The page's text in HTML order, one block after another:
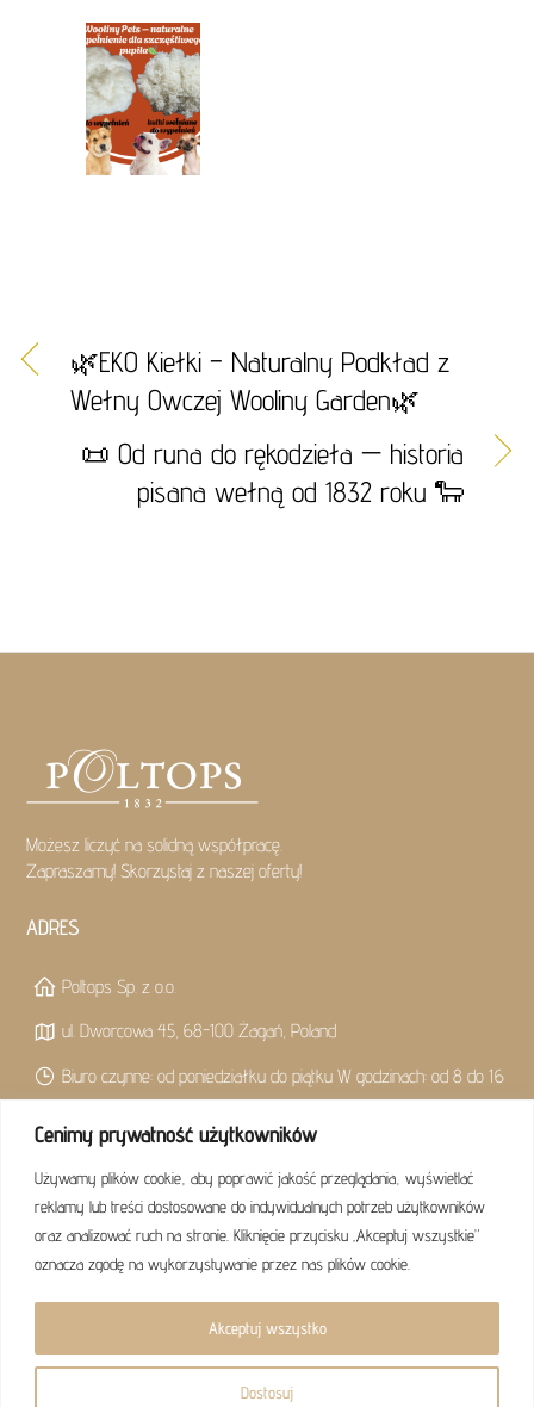
Cenimy prywatność użytkowników
Używamy plików cookie, aby poprawić jakość przeglądania, wyświetlać
reklamy lub treści dostosowane do indywidualnych potrzeb użytkowników
oraz analizować ruch na stronie. Kliknięcie przycisku „Akceptuj wszystkie”
oznacza zgodę na wykorzystywanie przez nas plików cookie.
Dostosuj
Akceptuj wszystko
🌿EKO Kiełki – Naturalny Podkład z
Wełny Owczej Wooliny Garden🌿
📜 Od runa do rękodzieła — historia
pisana wełną od 1832 roku 🐑
Możesz liczyć na solidną współpracę.
Zapraszamy! Skorzystaj z naszej oferty!
ADRES
Poltops Sp. z o.o.
ul. Dworcowa 45, 68-100 Żagań, Poland
Biuro czynne: od poniedziałku do piątku W godzinach: od 8 do 16
KONTAKT
biuro@poltops.pl
+48 68 477 51 01
facebook